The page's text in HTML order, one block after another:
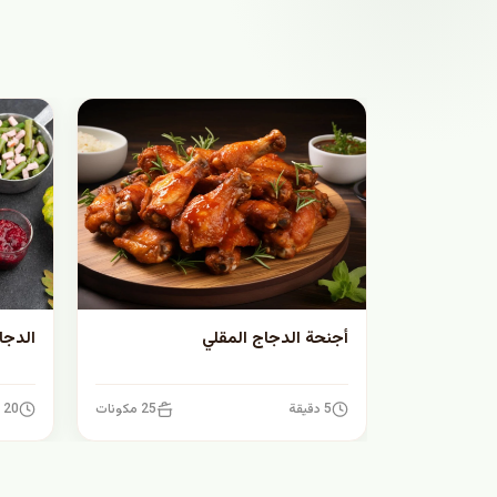
أجنحة الدجاج المقلي
5 دقيقة 25 مكونات 20 دقيقة